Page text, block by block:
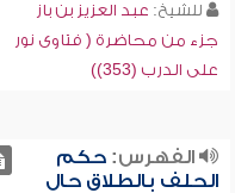
للشيخ: عبد العزيز بن باز
جزء من محاضرة ( فتاوى نور
على الدرب (353))
الفهرس:حكم
الحلف بالطلاق حال